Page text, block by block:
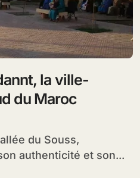
la ville-
du Maroc
authenticité et son...